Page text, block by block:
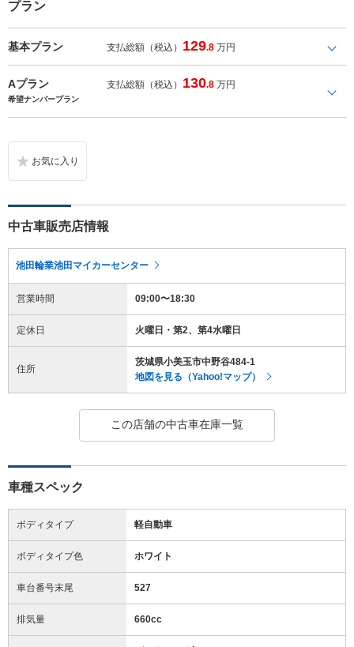
プラン
基本プラン 支払総額（税込） 129.8 万円
Aプラン 支払総額（税込） 130.8 万円
希望ナンバープラン
中古車販売店情報
池田輪業池田マイカーセンター
営業時間 09:00〜18:30
定休日 火曜日・第2、第4水曜日
住所
茨城県小美玉市中野谷484-1
地図を見る（Yahoo!マップ）
この店舗の中古車在庫一覧
車種スペック
ボディタイプ 軽自動車
ボディタイプ色 ホワイト
車台番号末尾 527
排気量 660cc